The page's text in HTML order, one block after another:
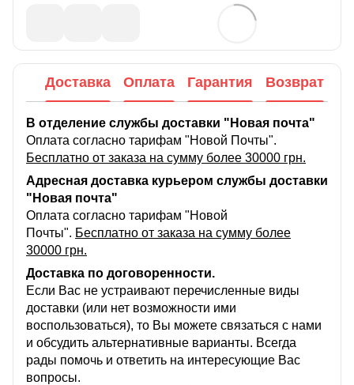
Доставка Оплата Гарантия Возврат
В отделение службы доставки "Новая почта"
Оплата согласно тарифам "Новой Почты".
Бесплатно от заказа на сумму более 30000 грн.
Адресная доставка курьером службы доставки
"Новая почта"
Оплата согласно тарифам "Новой
Почты". Бесплатно от заказа на сумму более
30000 грн.
Доставка по договоренности.
Если Вас не устраивают перечисленные виды
доставки (или нет возможности ими
воспользоваться), то Вы можете связаться с нами
и обсудить альтернативные варианты. Всегда
рады помочь и ответить на интересующие Вас
вопросы.